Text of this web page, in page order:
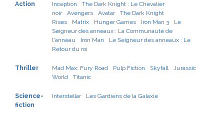
Action Inception
The Dark Knight : Le Chevalier
noir
Avengers Avatar
The Dark Knight
Rises
Matrix Hunger Games Iron Man 3
Le
Seigneur des anneaux : La Communauté de
l'anneau
Iron Man
Le Seigneur des anneaux : Le
Retour du roi
Thriller Mad Max: Fury Road Pulp Fiction Skyfall
Jurassic
World
Titanic
Science-
fiction
Interstellar Les Gardiens de la Galaxie